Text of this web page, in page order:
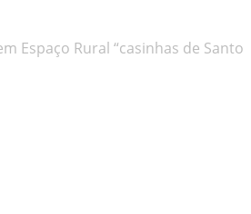
Espaço Rural “casinhas de Santo